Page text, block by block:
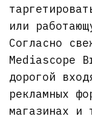
или
Согласно
Mediascope
дорогой
рекламных
магазинах и